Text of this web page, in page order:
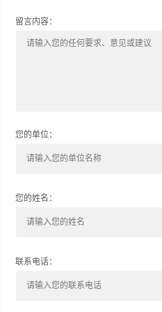
留言内容：
您的单位：
您的姓名：
联系电话：